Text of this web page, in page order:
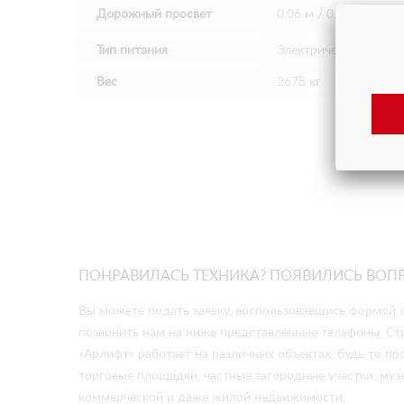
Дорожный просвет 0.06 м / 0,02 м
Тип питания Электрический 6V х
Вес 2678 кг
ПОНРАВИЛАСЬ ТЕХНИКА? ПОЯВИЛИСЬ
Вы можете подать заявку, воспользовавшись формой
позвонить нам на ниже представленные телефоны.
«Арлифт» работает на различных объектах, будь то
торговые площадки, частные загородные участки,
коммерческой и даже жилой недвижимости.